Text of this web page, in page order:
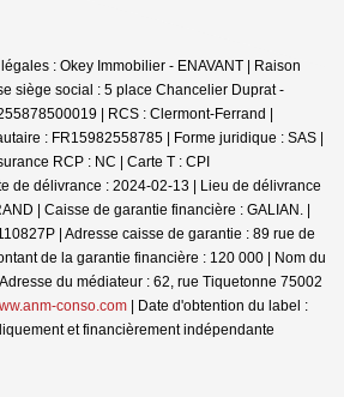
: Okey Immobilier - ENAVANT | Raison
siège social : 5 place Chancelier Duprat -
| RCS : Clermont-Ferrand |
: FR15982558785 | Forme juridique : SAS |
RCP : NC | Carte T : CPI
de délivrance : 2024-02-13 | Lieu de délivrance
| Caisse de garantie financière : GALIAN. |
| Adresse caisse de garantie : 89 rue de
de la garantie financière : 120 000 | Nom du
du médiateur : 62, rue Tiquetonne 75002
conso.com | Date d'obtention du label :
et financièrement indépendante